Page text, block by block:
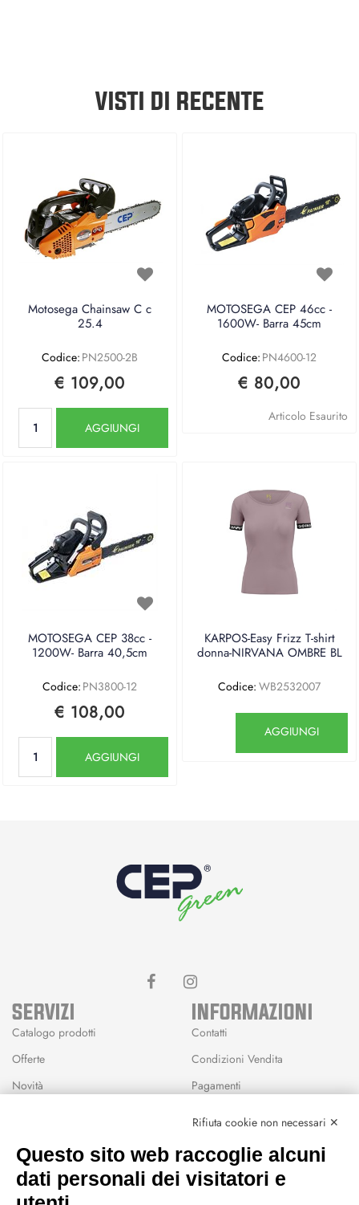
VISTI DI RECENTE
Motosega Chainsaw C c
25.4
Codice: PN2500-2B
€ 109,00
AGGIUNGI
MOTOSEGA CEP 46cc -
1600W- Barra 45cm
Codice: PN4600-12
€ 80,00
Articolo Esaurito
MOTOSEGA CEP 38cc -
1200W- Barra 40,5cm
Codice: PN3800-12
€ 108,00
AGGIUNGI
KARPOS-Easy Frizz T-shirt
donna-NIRVANA OMBRE BL
Codice: WB2532007
AGGIUNGI
SERVIZI
Catalogo prodotti
Offerte
Novità
Wishlist
INFORMAZIONI
Contatti
Condizioni Vendita
Pagamenti
CEP GREEN
Rifiuta cookie non necessari ✕
Questo sito web raccoglie alcuni
dati personali dei visitatori e